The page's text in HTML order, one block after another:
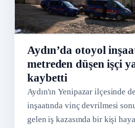
Aydın’da otoyol
metreden düşen işçi
kaybetti
Aydın'ın Yenipazar ilçesinde
inşaatında vinç devrilmesi
gelen iş kazasında bir kişi